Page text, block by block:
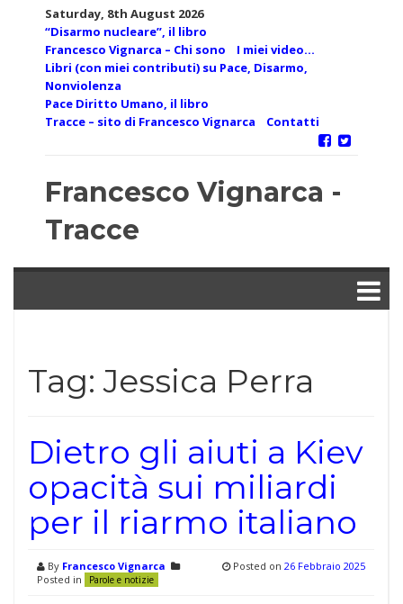
Saturday, 8th August 2026
“Disarmo nucleare”, il libro
Francesco Vignarca – Chi sono
I miei video…
Libri (con miei contributi) su Pace, Disarmo,
Nonviolenza
Pace Diritto Umano, il libro
Tracce – sito di Francesco Vignarca
Contatti
Francesco Vignarca -
Tracce
Tag:Jessica Perra
Dietro gli aiuti a Kiev
opacità sui miliardi
per il riarmo italiano
By Francesco Vignarca
Posted in
Parole e notizie
Posted on 26 Febbraio 2025